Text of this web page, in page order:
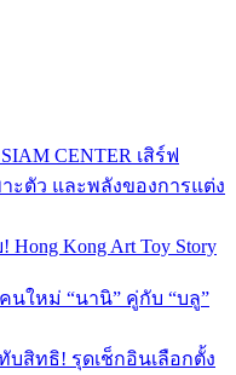
CENTER เสิร์ฟ
ะตัว และพลังของการแต่ง
Kong Art Toy Story
นใหม่ “นานิ” คู่กับ “บลู”
สิทธิ! รุดเช็กอินเลือกตั้ง